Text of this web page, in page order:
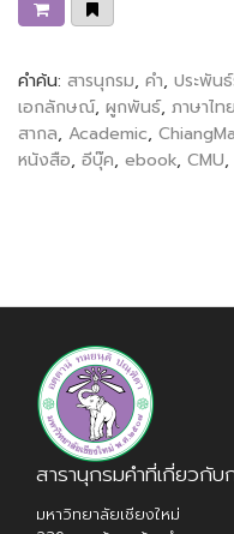
คำค้น: สารนุกรม, คำ, ประพัน
เอกลักษณ์, ผูกพันธ์, ภาษาไทย
สากล, Academic,
หนังสือ, อีบุ๊ค, ebook, CMU,
สารานุกรมคำที่เกี่ยวกั
มหาวิทยาลัยเชียงใหม่